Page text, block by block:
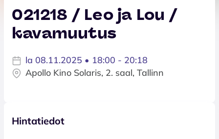
021218 / Leo ja Lou /
kavamuutus
la 08.11.2025 • 18:00 - 20:18
Apollo Kino Solaris, 2. saal, Tallinn
Hintatiedot